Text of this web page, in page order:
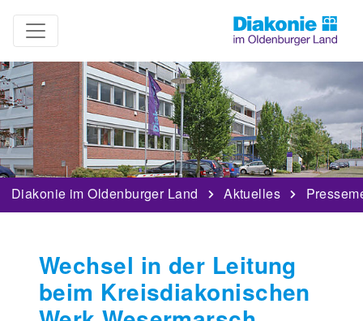
Diakonie im Oldenburger Land Aktuelles
Wechsel in der Leitung
beim Kreisdiakonischen